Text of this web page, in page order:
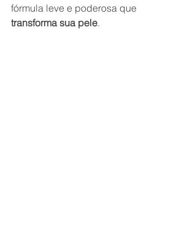
fórmula leve e poderosa que
transforma sua pele.